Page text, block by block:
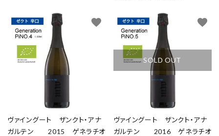
ヴァイングート ザンクト・アナ
ガルテン 2015 ゲネラチオ
favorite
SOLD OUT
ヴァイングート ザンクト・アナ
ガルテン 2016 ゲネラチオ
favorite
キーワード
カテゴリー